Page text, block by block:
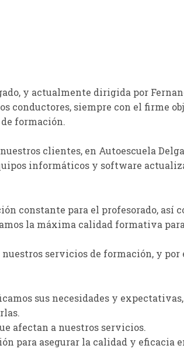
y actualmente dirigida por
conductores, siempre con el firme
formación.
clientes, en Autoescuela
informáticos y software
constante para el profesorado, así
la máxima calidad formativa
servicios de formación, y
sus necesidades y
afectan a nuestros servicios.
para asegurar la calidad y eficacia